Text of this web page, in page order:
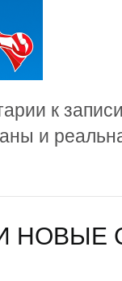
к
и
НОВЫЕ